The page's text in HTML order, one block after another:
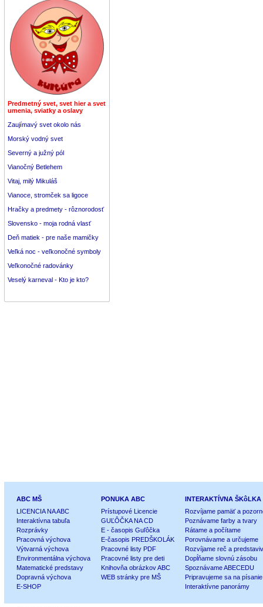
Predmetný svet, svet hier a svet
umenia, sviatky a oslavy
Zaujímavý svet okolo nás
Morský vodný svet
Severný a južný pól
Vianočný Betlehem
Vitaj, milý Mikuláš
Vianoce, stromček sa ligoce
Hračky a predmety - rôznorodosť
Slovensko - moja rodná vlasť
Deň matiek - pre naše mamičky
Veľká noc - veľkonočné symboly
Veľkonočné radovánky
Veselý karneval - Kto je kto?
ABC MŠ
LICENCIA NA ABC
Interaktívna tabuľa
Rozprávky
Pracovná výchova
Výtvarná výchova
Environmentálna výchova
Matematické predstavy
Dopravná výchova
E-SHOP
PONUKA ABC
Prístupové Licencie
GUĽÔČKA NA CD
E - časopis Guľôčka
E-časopis PREDŠKOLÁK
Pracovné listy PDF
Pracovné listy pre deti
Knihovňa obrázkov ABC
WEB stránky pre MŠ
INTERAKTÍVNA ŠKôLKA
Rozvíjame pamäť a
Poznávame farby a tvary
Rátame a počítame
Porovnávame a určujeme
Rozvíjame reč a
Dopĺňame slovnú zásobu
Spoznávame ABECEDU
Pripravujeme sa na písanie
Interaktívne panorámy